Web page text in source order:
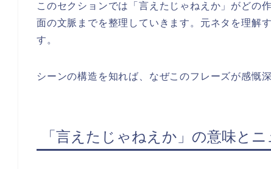
このセクションでは「言えたじゃねえか」がどの
面の文脈までを整理していきます。元ネタを理解
す。
シーンの構造を知れば、なぜこのフレーズが感慨
「言えたじゃねえか」の意味と